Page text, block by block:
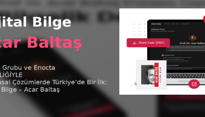
Prof. Dr. Acar Baltaş | 22 Kasım 2021
Covid-19 geçirmesine rağmen hastalığın etkilerini
atlatamayanlar için mücadele aylarca sürüyor. Post-
Covid Sendromu olarak adlandırılan bu durum,
pandeminin iş hayatı üzerindeki uzun dönemli ve
uyumu zorlaştırıcı etkileri açısından da
Devamını Oku